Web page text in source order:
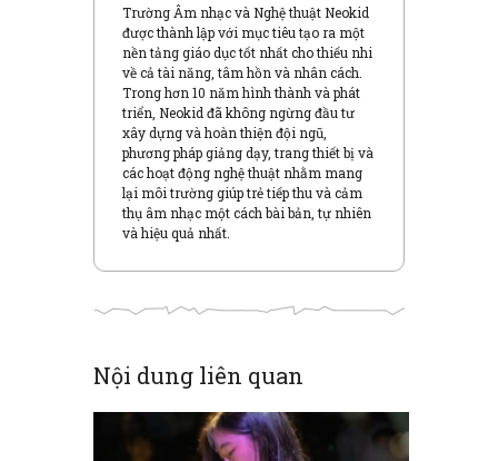
r
O
p
n
s
i
n
n
w
w
i
n
d
w
i
n
n
e
w
w
i
n
d
o
w
)
+
(
O
p
n
s
n
n
w
w
i
n
d
o
w
Trường Âm nhạc và Nghệ thuật Neokid
được thành lập với mục tiêu tạo ra một
nền tảng giáo dục tốt nhất cho thiếu nhi
về cả tài năng, tâm hồn và nhân cách.
Trong hơn 10 năm hình thành và phát
triển, Neokid đã không ngừng đầu tư
xây dựng và hoàn thiện đội ngũ,
phương pháp giảng dạy, trang thiết bị và
các hoạt động nghệ thuật nhằm mang
lại môi trường giúp trẻ tiếp thu và cảm
thụ âm nhạc một cách bài bản, tự nhiên
và hiệu quả nhất.
Nội dung liên quan